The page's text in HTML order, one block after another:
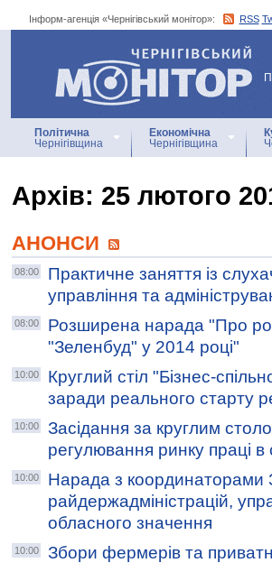
Інформ-агенція «Чернігівський монітор»: RSS
Інформ-агенція
«Чернігівський монітор»
Політична
Чернігівщина
Економічна
Чернігівщина
Архiв: 25 лютого
АНОНСИ
08:00
Практичне заняття із
управління та
08:00
Розширена нарада "Про
"Зеленбуд" у 2014 році"
10:00
Круглий стіл "Бізнес-
заради реального старту
10:00
Засідання за круглим
регулювання ринку праці
10:00
Нарада з координаторами
райдержадміністрацій,
обласного значення
10:00 Збори фермерів та